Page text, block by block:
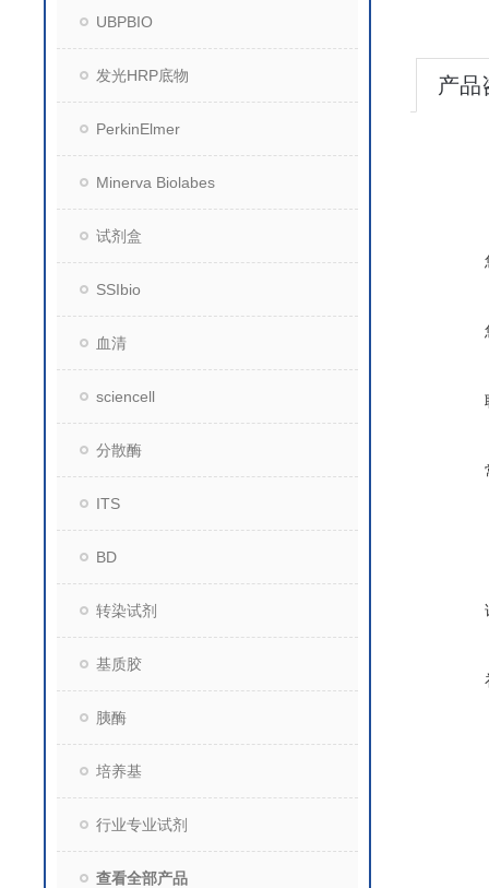
UBPBIO
发光HRP底物
PerkinElmer
Minerva Biolabes
试剂盒
SSIbio
血清
sciencell
分散酶
ITS
BD
转染试剂
基质胶
胰酶
培养基
行业专业试剂
查看全部产品
产品